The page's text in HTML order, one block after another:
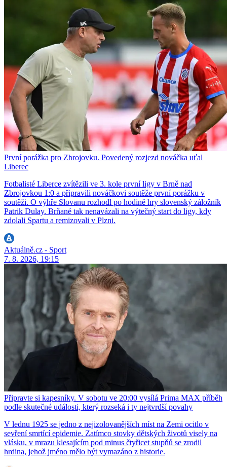
První porážka pro Zbrojovku. Povedený rozjezd nováčka uťal
Liberec
Fotbalisté Liberce zvítězili ve 3. kole první ligy v Brně nad
Zbrojovkou 1:0 a připravili nováčkovi soutěže první porážku v
soutěži. O výhře Slovanu rozhodl po hodině hry slovenský záložník
Patrik Dulay. Brňané tak nenavázali na výtečný start do ligy, kdy
zdolali Spartu a remizovali v Plzni.
Aktuálně.cz - Sport
7. 8. 2026, 19:15
Připravte si kapesníky. V sobotu ve 20:00 vysílá Prima MAX příběh
podle skutečné události, který rozseká i ty nejtvrdší povahy
V lednu 1925 se jedno z nejizolovanějších míst na Zemi ocitlo v
sevření smrtící epidemie. Zatímco stovky dětských životů visely na
vlásku, v mrazu klesajícím pod minus čtyřicet stupňů se zrodil
hrdina, jehož jméno mělo být vymazáno z historie.